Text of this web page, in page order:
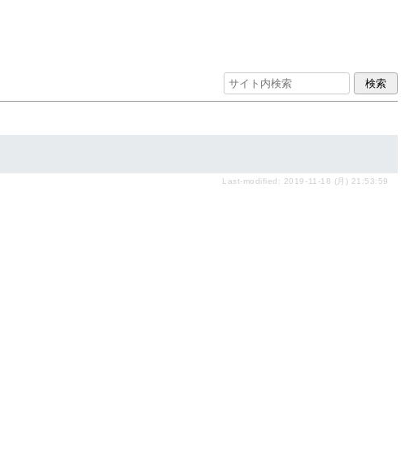
Last-modified: 2019-11-18 (月) 21:53:59